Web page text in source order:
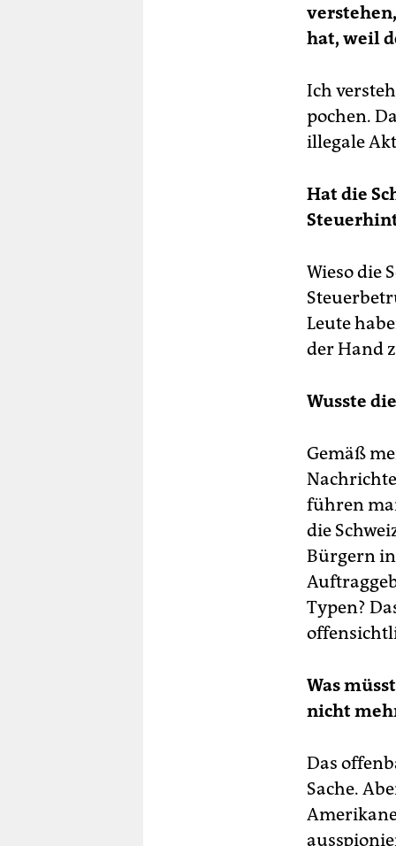
hat, weil
Ich
pochen.
illegale
Hat die
Wieso die
Leute
der Hand
Wusste
Gemäß
führen
die
Bürgern in
Typen?
Was
nicht
Das
Sache.